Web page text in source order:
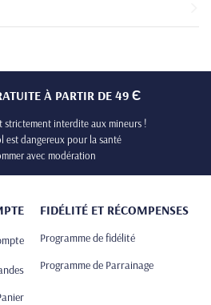
À PARTIR DE 49 Є
strictement interdite aux mineurs !
est dangereux pour la santé
avec modération
FIDÉLITÉ ET RÉCOMPENSES
Programme de fidélité
Programme de Parrainage